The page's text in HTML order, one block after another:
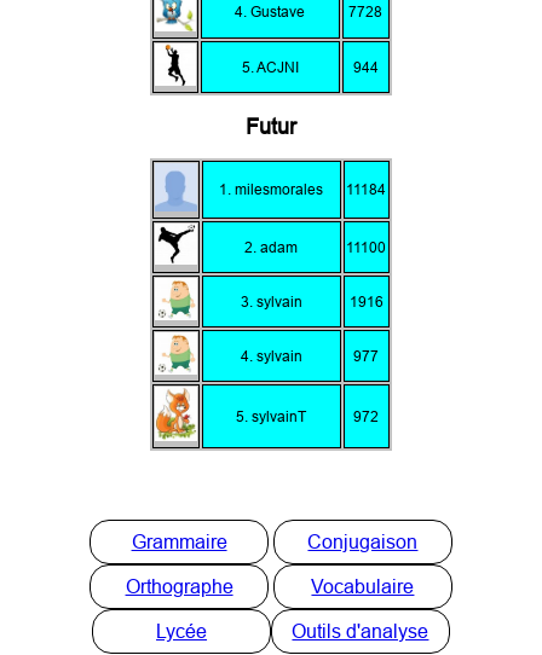
4. Gustave 7728
5. ACJNI 944
Futur
1. milesmorales 11184
2. adam 11100
3. sylvain 1916
4. sylvain 977
5. sylvainT 972
Grammaire Conjugaison
Orthographe Vocabulaire
Lycée Outils d'analyse